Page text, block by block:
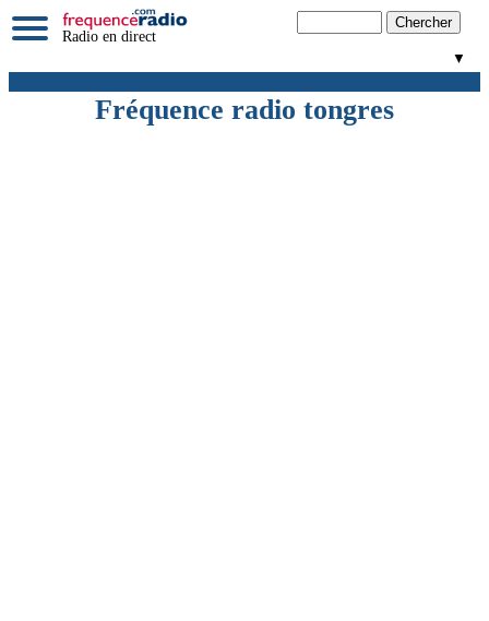
Radio en direct
▼
Fréquence radio tongres